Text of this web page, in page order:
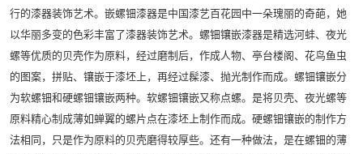
行的漆器装饰艺术。嵌螺钿漆器是中国漆艺百花园中一朵瑰丽的奇葩，她
以华丽多变的色彩丰富了漆器装饰艺术。螺钿镶嵌漆器是精选河蚌、夜光
螺等优质的贝壳作为原料，经过磨制后，作成人物、亭台楼阁、花鸟鱼虫
的图案，拼贴、镶嵌于漆坯上，再经过髹漆、抛光制作而成。螺钿镶嵌分
为软螺钿和硬螺钿镶嵌两种。软螺钿镶嵌又称点螺。是将贝壳、夜光螺等
原料精心制成薄如蝉翼的螺片点在漆坯上制作而成。硬螺钿镶嵌的制作方
法相同，只是作为原料的贝壳磨得较厚些。还有一种做法，是在螺钿的薄